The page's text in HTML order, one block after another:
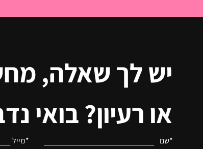
יש לך שאלה,
או רעיון? בואי
*שם *מייל